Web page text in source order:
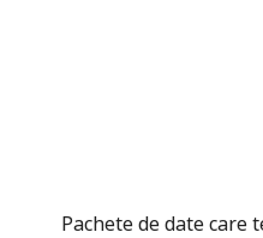
Pachete de date care